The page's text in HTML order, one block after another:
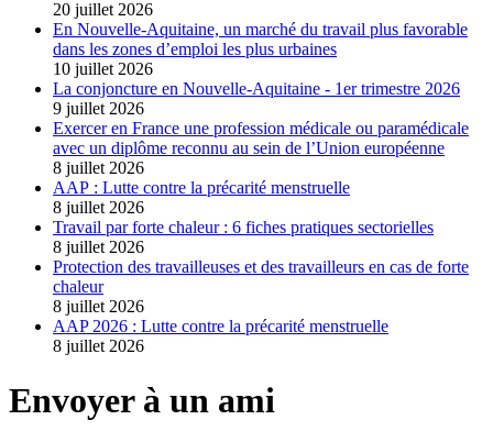
20 juillet 2026
En Nouvelle-Aquitaine, un marché du travail plus favorable
dans les zones d’emploi les plus urbaines
10 juillet 2026
La conjoncture en Nouvelle-Aquitaine - 1er trimestre 2026
9 juillet 2026
Exercer en France une profession médicale ou paramédicale
avec un diplôme reconnu au sein de l’Union européenne
8 juillet 2026
AAP : Lutte contre la précarité menstruelle
8 juillet 2026
Travail par forte chaleur : 6 fiches pratiques sectorielles
8 juillet 2026
Protection des travailleuses et des travailleurs en cas de forte
chaleur
8 juillet 2026
AAP 2026 : Lutte contre la précarité menstruelle
8 juillet 2026
Envoyer à un ami